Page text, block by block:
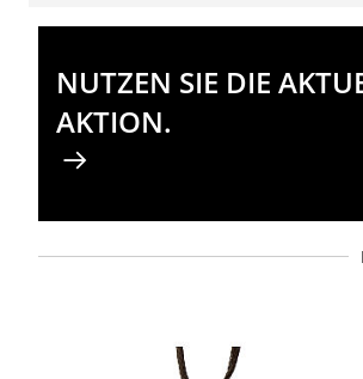
NUTZEN SIE DIE
AKTION.